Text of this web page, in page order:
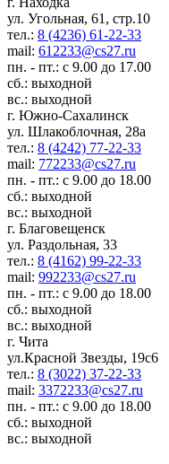
ул. Угольная, 61, стр.10
тел.: 8 (4236) 61-22-33
mail: 612233@cs27.ru
пн. - пт.: с 9.00 до 17.00
сб.: выходной
вс.: выходной
г. Южно-Сахалинск
ул. Шлакоблочная, 28а
тел.: 8 (4242) 77-22-33
mail: 772233@cs27.ru
пн. - пт.: с 9.00 до 18.00
сб.: выходной
вс.: выходной
г. Благовещенск
ул. Раздольная, 33
тел.: 8 (4162) 99-22-33
mail: 992233@cs27.ru
пн. - пт.: с 9.00 до 18.00
сб.: выходной
вс.: выходной
г. Чита
ул.Красной Звезды, 19с6
тел.: 8 (3022) 37-22-33
mail: 3372233@cs27.ru
пн. - пт.: с 9.00 до 18.00
сб.: выходной
вс.: выходной